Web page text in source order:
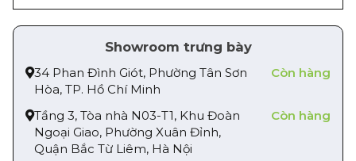
Showroom trưng bày
34 Phan Đình Giót, Phường Tân Sơn
Hòa, TP. Hồ Chí Minh
Còn hàng
Tầng 3, Tòa nhà N03-T1, Khu Đoàn
Ngoại Giao, Phường Xuân Đỉnh,
Quận Bắc Từ Liêm, Hà Nội
Còn hàng